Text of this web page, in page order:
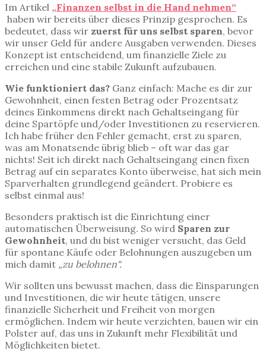
Im Artikel „Finanzen selbst in die Hand nehmen“
haben wir bereits über dieses Prinzip gesprochen. Es
bedeutet, dass wir zuerst für uns selbst sparen, bevor
wir unser Geld für andere Ausgaben verwenden. Dieses
Konzept ist entscheidend, um finanzielle Ziele zu
erreichen und eine stabile Zukunft aufzubauen.
Wie funktioniert das? Ganz einfach: Mache es dir zur
Gewohnheit, einen festen Betrag oder Prozentsatz
deines Einkommens direkt nach Gehaltseingang für
deine Spartöpfe und/oder Investitionen zu reservieren.
Ich habe früher den Fehler gemacht, erst zu sparen,
was am Monatsende übrig blieb – oft war das gar
nichts! Seit ich direkt nach Gehaltseingang einen fixen
Betrag auf ein separates Konto überweise, hat sich mein
Sparverhalten grundlegend geändert. Probiere es
selbst einmal aus!
Besonders praktisch ist die Einrichtung einer
automatischen Überweisung. So wird Sparen zur
Gewohnheit, und du bist weniger versucht, das Geld
für spontane Käufe oder Belohnungen auszugeben um
mich damit „zu belohnen“.
Wir sollten uns bewusst machen, dass die Einsparungen
und Investitionen, die wir heute tätigen, unsere
finanzielle Sicherheit und Freiheit von morgen
ermöglichen. Indem wir heute verzichten, bauen wir ein
Polster auf, das uns in Zukunft mehr Flexibilität und
Möglichkeiten bietet.